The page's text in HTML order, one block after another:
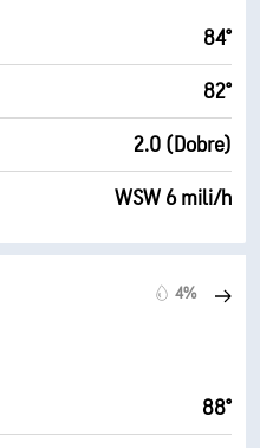
84°
82°
2.0 (Dobre)
WSW 6 mili/h
4%
88°